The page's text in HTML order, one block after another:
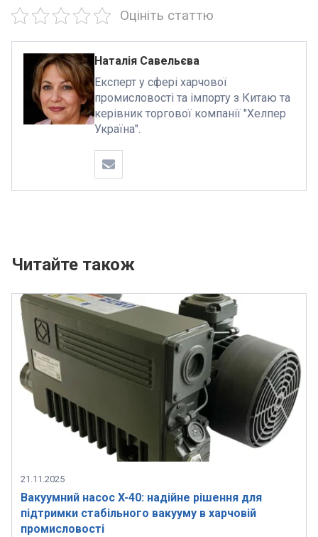
Оцініть cтаттю
Наталія Савельєва
Експерт у сфері харчової
промисловості та імпорту з Китаю та
керівник торгової компанії "Хелпер
Україна".
Читайте також
21.11.2025
Вакуумний насос X-40: надійне рішення для
підтримки стабільного вакууму в харчовій
промисловості